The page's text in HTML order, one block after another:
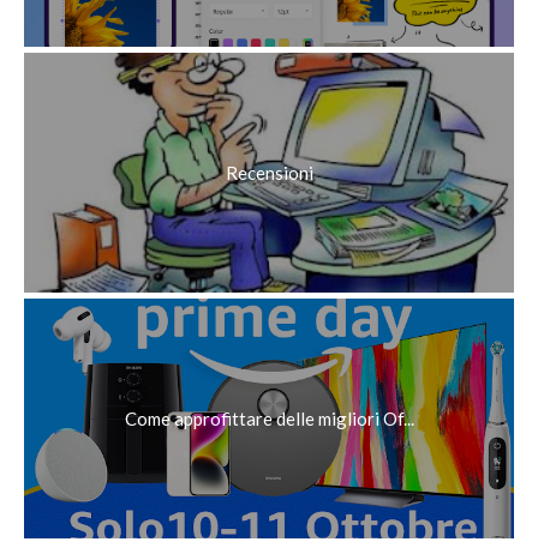
Recensioni
Come approfittare delle migliori Of...